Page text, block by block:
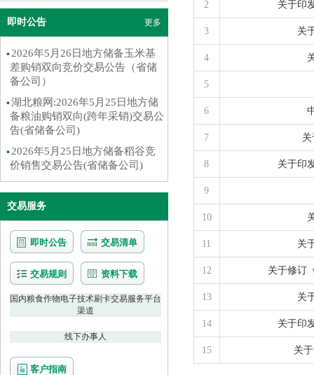
即时公告 更多
2026年5月26日地方储备玉米基
差购销双向竞价交易公告（省储
备公司）
湖北粮网:2026年5月25日地方储
备粮油购销双向(跨年采销)交易公
告(省储备公司)
2026年5月25日地方储备稻谷竞
价销售交易公告(省储备公司)
交易服务
即时公告 交易清单
交易规则 资料下载
国内粮食作物电子技术刷卡交易服务平台
渠道
线下办事人
客户指南
2 关于印
3 关
4
5
6
7
8 关于印
9
10
11 关
12 关于修订
13 关
14 关于印
15 关